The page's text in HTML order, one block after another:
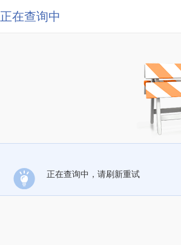
正在查询中
正在查询中，请刷新重试